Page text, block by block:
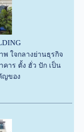
พ ใจกลางย่านธุรกิจ
คาร ตั้ง ฮั่ว ปัก เป็น
ญของ